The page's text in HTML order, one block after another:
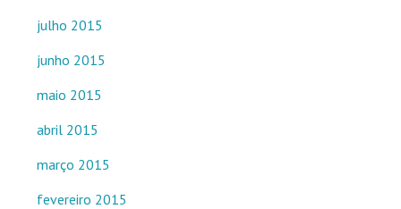
julho 2015
junho 2015
maio 2015
abril 2015
março 2015
fevereiro 2015